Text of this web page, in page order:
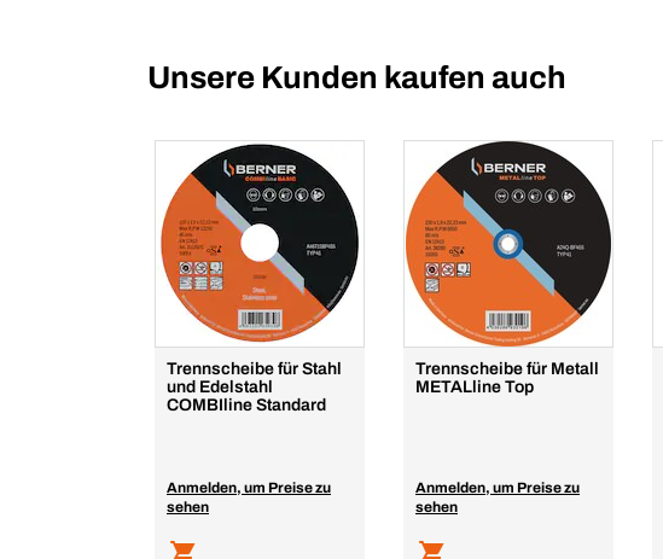
Unsere Kunden kaufen auch
Trennscheibe für Stahl
und Edelstahl
COMBIline Standard
Anmelden, um Preise zu
sehen
Trennscheibe für Metall
METALline Top
Anmelden, um Preise zu
sehen